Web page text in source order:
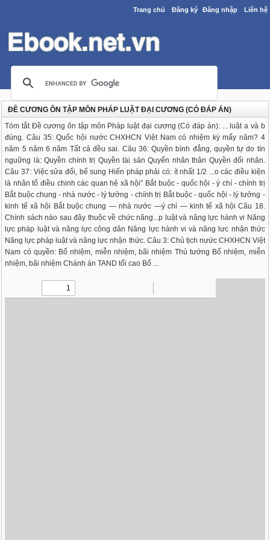
Trang chủ Đăng ký Đăng nhập Liên hệ
ĐỀ CƯƠNG ÔN TẬP MÔN PHÁP LUẬT ĐẠI CƯƠNG (CÓ ĐÁP ÁN)
Tóm tắt Đề cương ôn tập môn Pháp luật đại cương (Có đáp án): ... luật a và b
đúng. Câu 35: Quốc hội nước CHXHCN Việt Nam có nhiệm kỳ mấy năm? 4
năm 5 năm 6 năm Tất cả đều sai. Câu 36: Quyền bình đẳng, quyền tự do tín
nguững là: Quyền chính trị Quyền tài sản Quyển nhăn thân Quyền đối nhân.
Câu 37: Việc sửa đổi, bể sung Hiến pháp phải có: ít nhất 1/2 ...o các điều kiện
là nhân tổ điều chinh các quan hệ xã hội” Bắt buộc - quốc hội - ý chí - chính trị
Bắt buộc chung - nhà nước - lý tưởng - chính trị Bắt buộc - quốc hội - lý tưởng -
kinh tế xã hội Bắt buộc chung — nhà nước —ý chỉ — kinh tế xã hội Câu 18.
Chính sách nào sau đây thuộc về chức năng...p luật và năng lực hành vi Năng
lực pháp luật và năng lực công dân Năng lực hành vi và năng lưc nhận thức
Năng lực pháp luật và năng lực nhận thức. Câu 3: Chủ tịch nưức CHXHCN Việt
Nam có quyền: Bổ nhiệm, miễn nhiệm, bãi nhiệm Thủ tướng Bổ nhiệm, miễn
nhiệm, bãi nhiệm Chánh án TAND tối cao Bổ ...